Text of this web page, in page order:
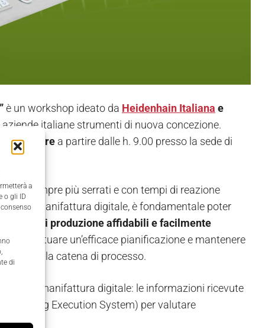
a
o gli ID
di
è un workshop ideato da Heidenhain Italiana e
italiane strumenti di nuova concezione.
novembre a partire dalle h. 9.00 presso la sede di
sempre più serrati e con tempi di reazione
della manifattura digitale, è fondamentale poter
di dati di produzione affidabili e facilmente
attuare un’efficace pianificazione e mantenere
tutta la catena di processo.
della manifattura digitale: le informazioni ricevute
Execution System) per valutare